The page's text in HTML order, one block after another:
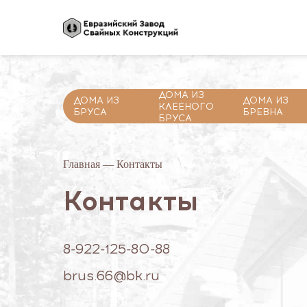
ДОМА ИЗ
БРУСА
ДОМА ИЗ
КЛЕЕНОГО
БРУСА
ДОМА ИЗ
БРЕВНА
Главная — Контакты
Контакты
8-922-125-80-88
brus.66@bk.ru